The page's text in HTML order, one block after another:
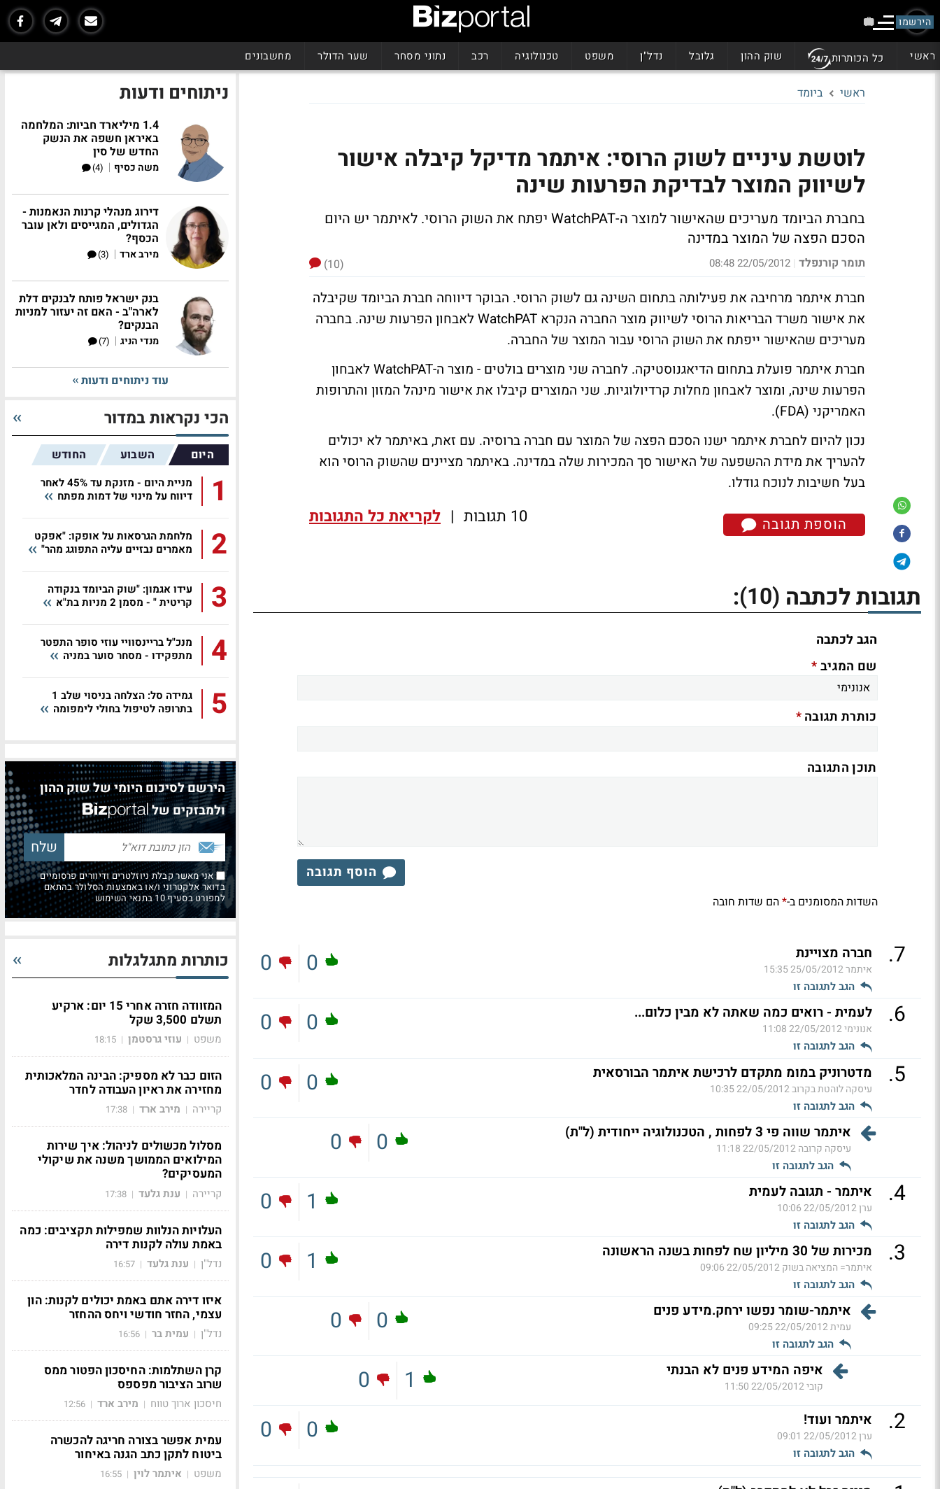
הירשמו
ראשי כל הכותרות שוק ההון גלובל נדל"ן משפט טכנולוגיה רכב נתוני מסחר שער הדולר מחשבונים
ראשי ביומד
לוטשת עיניים לשוק הרוסי: איתמר מדיקל קיבלה אישור
לשיווק המוצר לבדיקת הפרעות שינה
בחברת הביומד מעריכים שהאישור למוצר ה-WatchPAT יפתח את השוק הרוסי. לאיתמר יש היום
הסכם הפצה של המוצר במדינה
תומר קורנפלד |
22/05/2012 08:48
(10)
חברת איתמר מרחיבה את פעילותה בתחום השינה גם לשוק הרוסי. הבוקר דיווחה חברת הביומד שקיבלה
את אישור משרד הבריאות הרוסי לשיווק מוצר החברה הנקרא WatchPAT לאבחון הפרעות שינה. בחברה
מעריכים שהאישור ייפתח את השוק הרוסי עבור המוצר של החברה.
חברת איתמר פועלת בתחום הדיאגנוסטיקה. לחברה שני מוצרים בולטים - מוצר ה-WatchPAT לאבחון
הפרעות שינה, ומוצר לאבחון מחלות קרדיולוגיות. שני המוצרים קיבלו את אישור מינהל המזון והתרופות
האמריקני (FDA).
נכון להיום לחברת איתמר ישנו הסכם הפצה של המוצר עם חברה ברוסיה. עם זאת, באיתמר לא יכולים
להעריך את מידת ההשפעה של האישור סך המכירות שלה במדינה. באיתמר מציינים שהשוק הרוסי הוא
בעל חשיבות לנוכח גודלו.
הוספת תגובה 10 תגובות | לקריאת כל התגובות
תגובות לכתבה (10)
:
הגב לכתבה
שם המגיב*
כותרת תגובה*
תוכן התגובה
הוסף תגובה
השדות המסומנים ב-*הם שדות חובה
7
. חברה מצויינת
איתמר25/05/2012 15:35
הגב לתגובה זו
0
0
6
. לעמית - רואים כמה שאתה לא מבין כלום...
אנונימי22/05/2012 11:08
הגב לתגובה זו
0
0
5
. מדטרוניק במומ מתקדם לרכישת איתמר הבורסאית
עיסקה לוהטת בקרוב22/05/2012 10:35
הגב לתגובה זו
0
0
איתמר שווה פי 3 לפחות , הטכנולוגיה ייחודית (ל"ת)
עיסקה קרובה22/05/2012 11:18
הגב לתגובה זו
0
0
4
. איתמר - תגובה לעמית
ערן22/05/2012 10:06
הגב לתגובה זו
1
0
3
. מכירות של 30 מיליון שח לפחות בשנה הראשונה
איתמר= המציאה בשוק22/05/2012 09:06
הגב לתגובה זו
1
0
איתמר-שומר נפשו ירחק.מידע פנים
עמית22/05/2012 09:25
הגב לתגובה זו
0
0
איפה המידע פנים לא הבנתי
קובי22/05/2012 11:50
1
0
2
. איתמר ועוד!
ערן22/05/2012 09:01
הגב לתגובה זו
0
0
ניתוחים ודעות
1.4 מיליארד חביות: המלחמה
באיראן חשפה את הנשק
החדש של סין
משה כסיף |
(4)
דירוג מנהלי קרנות הנאמנות -
הגדולים, המגייסים ולאן עובר
הכסף?
מירב ארד |
(3)
בנק ישראל פותח לבנקים דלת
לארה"ב - האם זה יעזור למניות
הבנקים?
מנדי הניג |
(7)
עוד ניתוחים ודעות
הכי נקראות במדור
היום השבוע החודש
1
מניית היום - מזנקת עד 45% לאחר
דיווח על מינוי של דמות מפתח
2
מלחמת הגרסאות על אופקו: "אפקט
מאמרים נבזיים עליה התפוגג מהר"
3
עידו אגמון: "שוק הביומד בנקודה
קריטית " - מסמן 2 מניות בת"א
4
מנכ"ל בריינסוויי עוזי סופר התפטר
מתפקידו - מסחר סוער במניה
5
גמידה סל: הצלחה בניסוי שלב 1
בתרופה לטיפול בחולי לימפומה
הירשם לסיכום היומי של שוק ההון
ולמבזקים של
אני מאשר קבלת ניוזלטרים ודיוורים פרסומיים
בדואר אלקטרוני ו/או באמצעות הסלולר בהתאם
למפורט בסעיף 10 בתנאי השימוש
כותרות מתגלגלות
המזוודה חזרה אחרי 15 יום: ארקיע
תשלם 3,500 שקל
משפט | עוזי גרסטמן |
18:15
הזום כבר לא מספיק: הבינה המלאכותית
מחזירה את ראיון העבודה לחדר
קריירה | מירב ארד |
17:38
מסלול מכשולים לניהול: איך שירות
המילואים הממושך משנה את שיקולי
המעסיקים?
קריירה | ענת גלעד |
17:38
העלויות הנלוות שמפילות תקציבים: כמה
באמת עולה לקנות דירה
נדל"ן | ענת גלעד |
16:57
איזו דירה אתם באמת יכולים לקנות: הון
עצמי, החזר חודשי ויחס ההחזר
נדל"ן | עמית בר |
16:56
קרן השתלמות: החיסכון הפטור ממס
שרוב הציבור מפספס
חיסכון ארוך טווח | מירב ארד |
12:56
עמית אפשר בצורה חריגה להכשרה
ביטוח לתקן כתב הגנה באיחור
משפט | איתמר לוין |
16:55